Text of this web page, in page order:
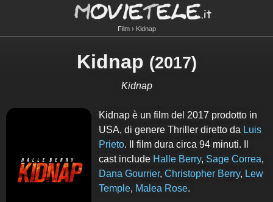
Film Kidnap
Kidnap (2017)
Kidnap
Kidnap è un film del 2017 prodotto in
USA, di genere Thriller diretto da Luis
Prieto. Il film dura circa94 minuti. Il
cast include Halle Berry, Sage Correa,
Dana Gourrier,Christopher Berry, Lew
Temple, Malea Rose.